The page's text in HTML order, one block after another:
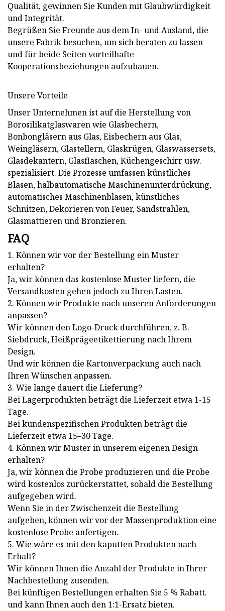
Qualität, gewinnen Sie Kunden mit Glaubwürdigkeit
und Integrität.
Begrüßen Sie Freunde aus dem In- und Ausland, die
unsere Fabrik besuchen, um sich beraten zu lassen
und für beide Seiten vorteilhafte
Kooperationsbeziehungen aufzubauen.
Unsere Vorteile
Unser Unternehmen ist auf die Herstellung von
Borosilikatglaswaren wie Glasbechern,
Bonbongläsern aus Glas, Eisbechern aus Glas,
Weingläsern, Glastellern, Glaskrügen, Glaswassersets,
Glasdekantern, Glasflaschen, Küchengeschirr usw.
spezialisiert. Die Prozesse umfassen künstliches
Blasen, halbautomatische Maschinenunterdrückung,
automatisches Maschinenblasen, künstliches
Schnitzen, Dekorieren von Feuer, Sandstrahlen,
Glasmattieren und Bronzieren.
FAQ
1. Können wir vor der Bestellung ein Muster
erhalten?
Ja, wir können das kostenlose Muster liefern, die
Versandkosten gehen jedoch zu Ihren Lasten.
2. Können wir Produkte nach unseren Anforderungen
anpassen?
Wir können den Logo-Druck durchführen, z. B.
Siebdruck, Heißprägeetikettierung nach Ihrem
Design.
Und wir können die Kartonverpackung auch nach
Ihren Wünschen anpassen.
3. Wie lange dauert die Lieferung?
Bei Lagerprodukten beträgt die Lieferzeit etwa 1-15
Tage.
Bei kundenspezifischen Produkten beträgt die
Lieferzeit etwa 15–30 Tage.
4. Können wir Muster in unserem eigenen Design
erhalten?
Ja, wir können die Probe produzieren und die Probe
wird kostenlos zurückerstattet, sobald die Bestellung
aufgegeben wird.
Wenn Sie in der Zwischenzeit die Bestellung
aufgeben, können wir vor der Massenproduktion eine
kostenlose Probe anfertigen.
5. Wie wäre es mit den kaputten Produkten nach
Erhalt?
Wir können Ihnen die Anzahl der Produkte in Ihrer
Nachbestellung zusenden.
Bei künftigen Bestellungen erhalten Sie 5 % Rabatt.
und kann Ihnen auch den 1:1-Ersatz bieten.